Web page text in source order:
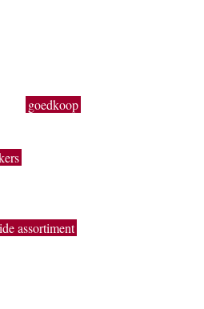
goedkoop
assortiment